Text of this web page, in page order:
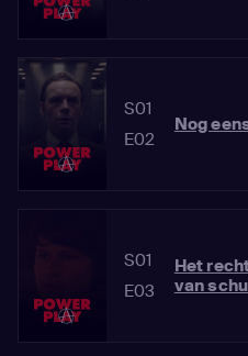
S01
E02
Nog
S01
E03
Het
van